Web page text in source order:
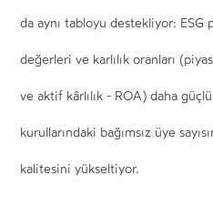
da aynı tabloyu destekliyor: ESG
değerleri ve karlılık oranları
ve aktif kârlılık - ROA) daha
kurullarındaki bağımsız üye
kalitesini yükseltiyor.